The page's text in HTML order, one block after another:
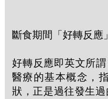
斷食期間「好轉反應
好轉反應即英文所
醫療的基本概念，
狀，正是過往發生